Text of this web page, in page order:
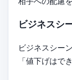
ビジネスシ
ビジネスシー
「値下げはで